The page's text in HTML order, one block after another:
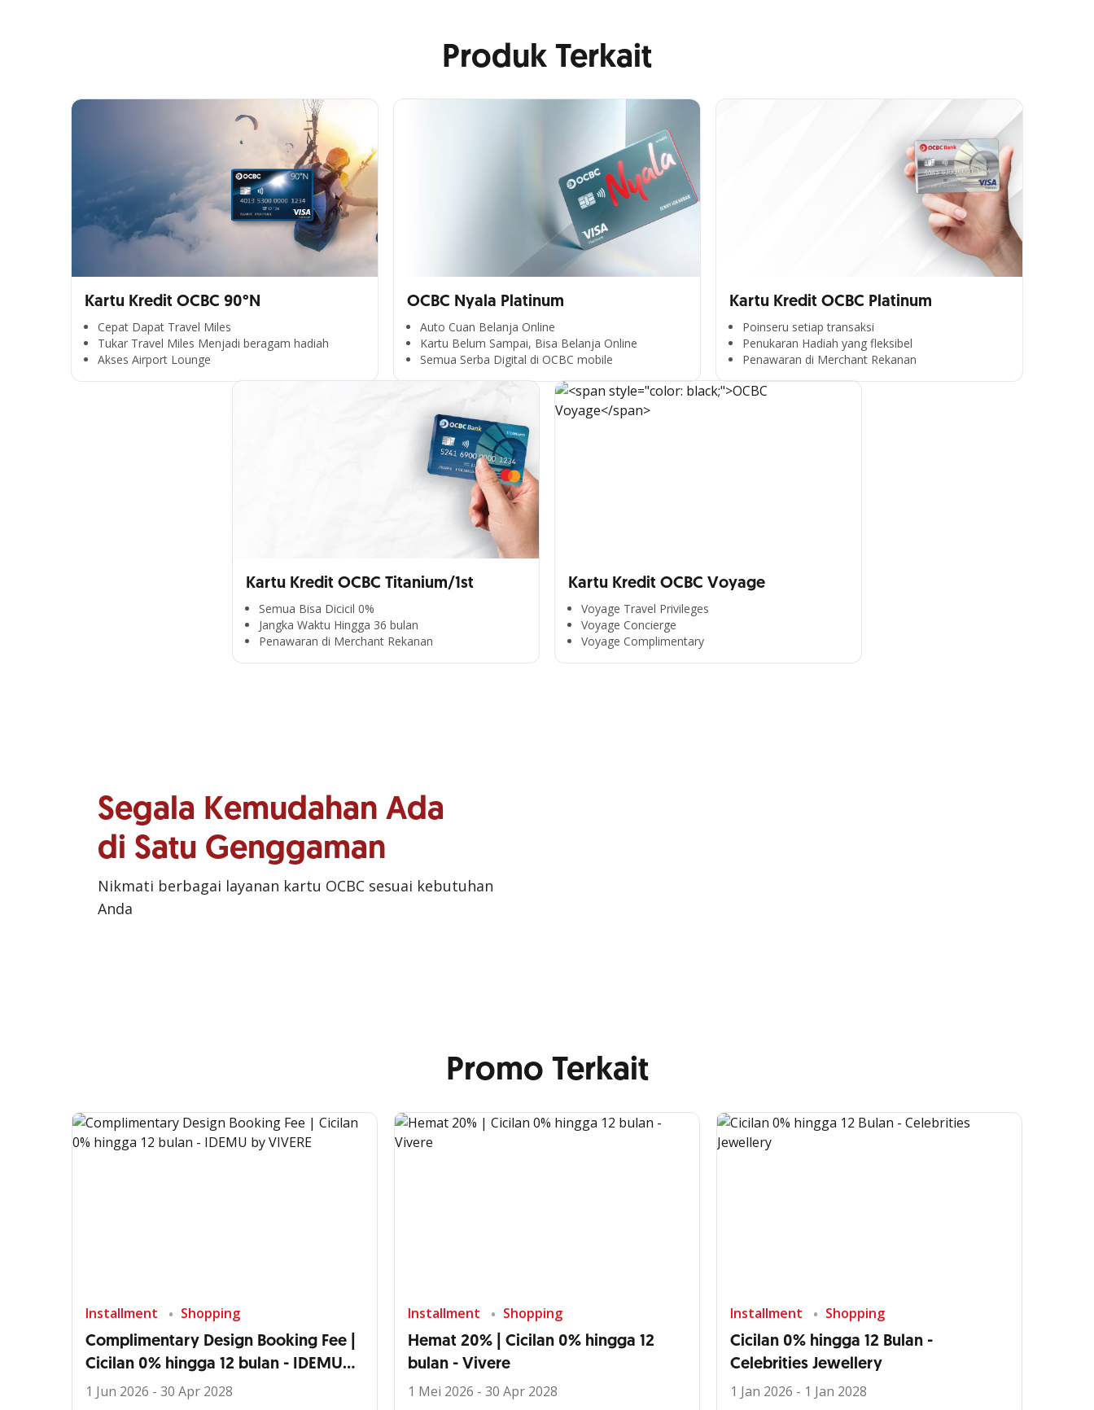
Produk Terkait
Kartu Kredit OCBC 90°N
Cepat Dapat Travel Miles
Tukar Travel Miles Menjadi beragam hadiah
Akses Airport Lounge
OCBC Nyala Platinum
Auto Cuan Belanja Online
Kartu Belum Sampai, Bisa Belanja Online
Semua Serba Digital di OCBC mobile
Kartu Kredit OCBC Platinum
Poinseru setiap transaksi
Penukaran Hadiah yang fleksibel
Penawaran di Merchant Rekanan
Kartu Kredit OCBC Titanium/1st
Semua Bisa Dicicil 0%
Jangka Waktu Hingga 36 bulan
Penawaran di Merchant Rekanan
Kartu Kredit OCBC Voyage
Voyage Travel Privileges
Voyage Concierge
Voyage Complimentary
Segala Kemudahan Ada
di Satu Genggaman
Nikmati berbagai layanan kartu OCBC sesuai kebutuhan
Anda
Promo Terkait
Installment Shopping
Complimentary Design Booking Fee |
Cicilan 0% hingga 12 bulan - IDEMU
by VIVERE
1 Jun 2026 - 30 Apr 2028
Installment Shopping
Hemat 20% | Cicilan 0% hingga 12
bulan - Vivere
1 Mei 2026 - 30 Apr 2028
Installment Shopping
Cicilan 0% hingga 12 Bulan -
Celebrities Jewellery
1 Jan 2026 - 1 Jan 2028